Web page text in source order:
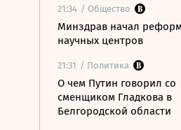
21:34 / Общество
Минздрав начал
научных центров
21:31 / Политика
О чем Путин говорил со
сменщиком Гладкова в
Белгородской области